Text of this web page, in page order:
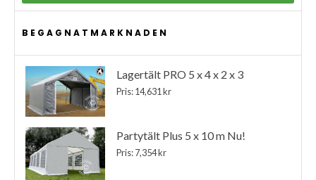
BEGAGNATMARKNADEN
Lagertält PRO 5 x 4 x 2 x 3
Pris: 14,631 kr
Partytält Plus 5 x 10 m Nu!
Pris: 7,354 kr